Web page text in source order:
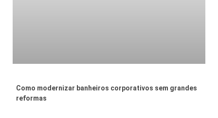
Como modernizar banheiros corporativos sem grandes
reformas